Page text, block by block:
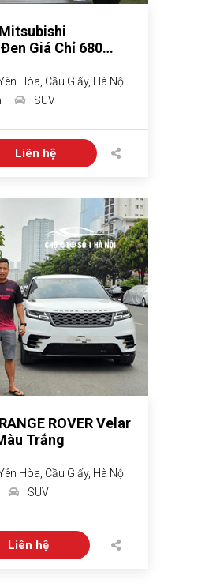
Giá Chỉ 680
Hòa, Cầu Giấy, Hà Nội
SUV
Liên hệ
ROVER Velar
Trắng
Hòa, Cầu Giấy, Hà Nội
SUV
Liên hệ